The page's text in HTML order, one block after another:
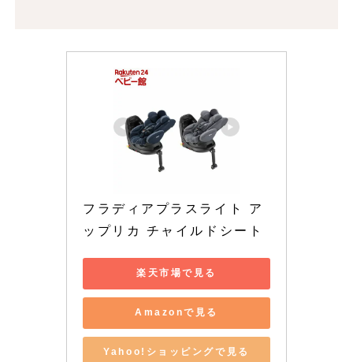
フラディアプラスライト ア
ップリカ チャイルドシート
楽天市場で見る
Amazonで見る
Yahoo!ショッピングで見る